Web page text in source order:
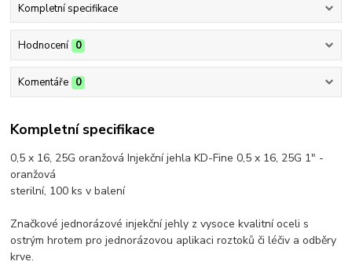
Kompletní specifikace
Hodnocení 0
Komentáře 0
Kompletní specifikace
0,5 x 16, 25G oranžová Injekční jehla KD-Fine 0,5 x 16, 25G 1" -
oranžová
sterilní, 100 ks v balení
Značkové jednorázové injekční jehly z vysoce kvalitní oceli s
ostrým hrotem pro jednorázovou aplikaci roztoků či léčiv a odběry
krve.